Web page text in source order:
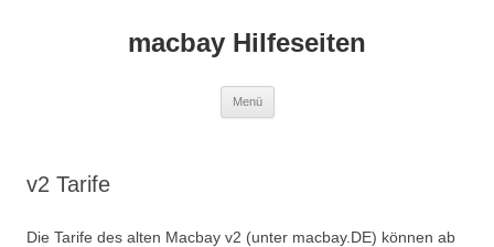
macbay Hilfeseiten
Menü
v2 Tarife
Die Tarife des alten Macbay v2 (unter macbay.DE) können ab